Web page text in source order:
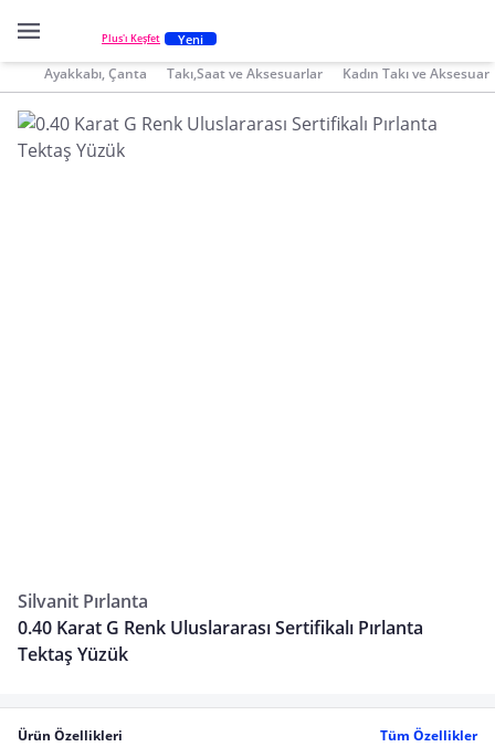
Plus'ı Keşfet Yeni
Ayakkabı, Çanta Takı,Saat ve Aksesuarlar Kadın Takı ve Aksesuar
Silvanit Pırlanta
0.40 Karat G Renk Uluslararası Sertifikalı Pırlanta
Tektaş Yüzük
Ürün Özellikleri
Tüm Özellikler